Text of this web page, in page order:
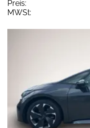
Preis:
MWSt: